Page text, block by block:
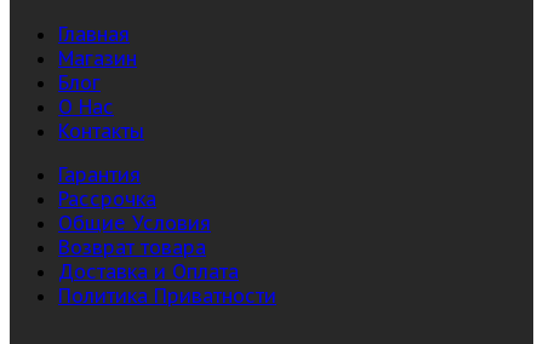
Главная
Магазин
Блог
О Нас
Контакты
Гарантия
Рассрочка
Общие Условия
Возврат товара
Доставка и Оплата
Политика Приватности